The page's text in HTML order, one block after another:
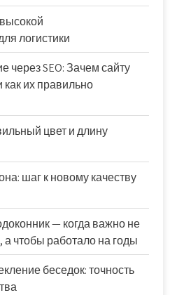
логистики
через SEO: Зачем сайту
их правильно
цвет и длину
шаг к новому качеству
— когда важно не
а чтобы работало на годы
беседок: точность